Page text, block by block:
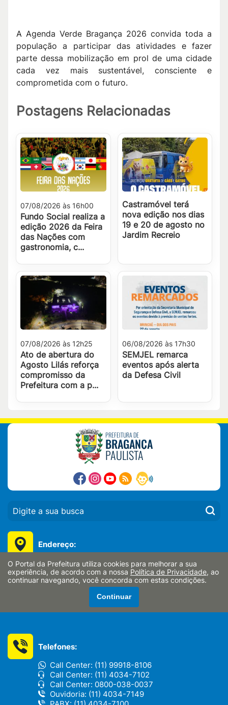
A Agenda Verde Bragança 2026 convida toda a
população a participar das atividades e fazer
parte dessa mobilização em prol de uma cidade
cada vez mais sustentável, consciente e
comprometida com o futuro.
Postagens Relacionadas
07/08/2026 às 16h00
Fundo Social realiza a
edição 2026 da Feira
das Nações com
gastronomia, c...
Castramóvel terá
nova edição nos dias
19 e 20 de agosto no
Jardim Recreio
07/08/2026 às 12h25
Ato de abertura do
Agosto Lilás reforça
compromisso da
Prefeitura com a p...
06/08/2026 às 17h30
SEMJEL remarca
eventos após alerta
da Defesa Civil
PREFEITURA DE
BRAGANÇA
PAULISTA
Endereço:
Av. Antônio Pires Pimentel nº 2015, Centro
Bragança Paulista/SP - CEP: 12914-900
46.352.746/0001-65
Telefones:
Call Center: (11) 99918-8106
Call Center: (11) 4034-7102
Call Center: 0800-038-0037
Ouvidoria: (11) 4034-7149
O Portal da Prefeitura utiliza cookies para melhorar a sua
experiência, de acordo com a nossa Política de Privacidade, ao
continuar navegando, você concorda com estas condições.
Continuar